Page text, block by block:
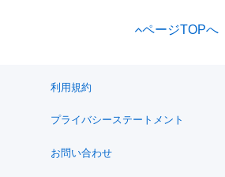
ページTOPへ
利用規約
プライバシーステートメント
お問い合わせ